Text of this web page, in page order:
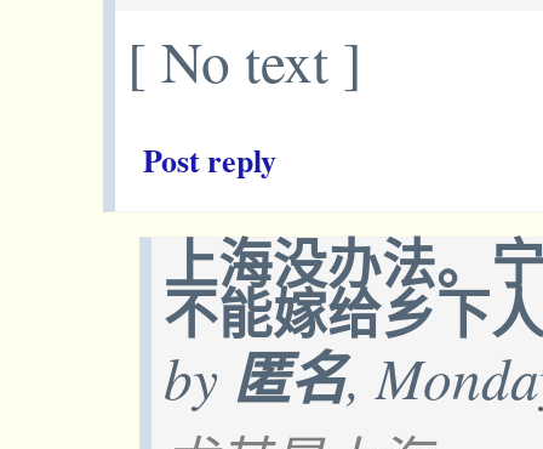
[ No text ]
Post reply
上海没办法。
不能嫁给乡下
by 匿名,